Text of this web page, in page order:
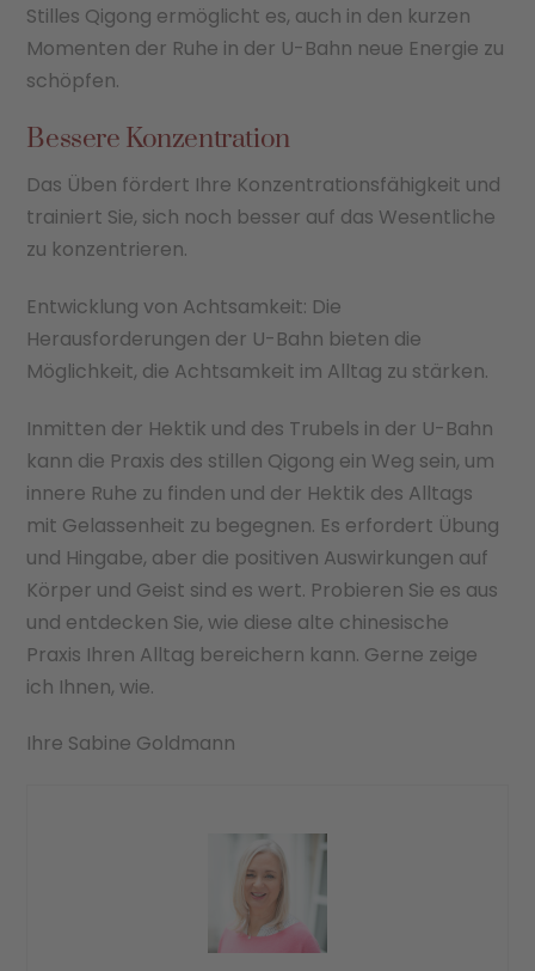
Stilles Qigong ermöglicht es, auch in den kurzen
Momenten der Ruhe in der U-Bahn neue Energie zu
schöpfen.
Bessere Konzentration
Das Üben fördert Ihre Konzentrationsfähigkeit und
trainiert Sie, sich noch besser auf das Wesentliche
zu konzentrieren.
Entwicklung von Achtsamkeit: Die
Herausforderungen der U-Bahn bieten die
Möglichkeit, die Achtsamkeit im Alltag zu stärken.
Inmitten der Hektik und des Trubels in der U-Bahn
kann die Praxis des stillen Qigong ein Weg sein, um
innere Ruhe zu finden und der Hektik des Alltags
mit Gelassenheit zu begegnen. Es erfordert Übung
und Hingabe, aber die positiven Auswirkungen auf
Körper und Geist sind es wert. Probieren Sie es aus
und entdecken Sie, wie diese alte chinesische
Praxis Ihren Alltag bereichern kann. Gerne zeige
ich Ihnen, wie.
Ihre Sabine Goldmann